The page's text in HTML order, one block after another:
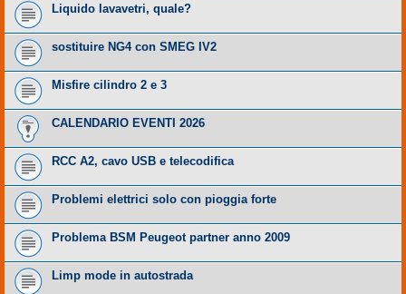
Liquido lavavetri, quale?
sostituire NG4 con SMEG IV2
Misfire cilindro 2 e 3
CALENDARIO EVENTI 2026
RCC A2, cavo USB e telecodifica
Problemi elettrici solo con pioggia forte
Problema BSM Peugeot partner anno 2009
Limp mode in autostrada